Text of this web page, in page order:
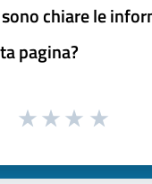
chiare le
pagina?